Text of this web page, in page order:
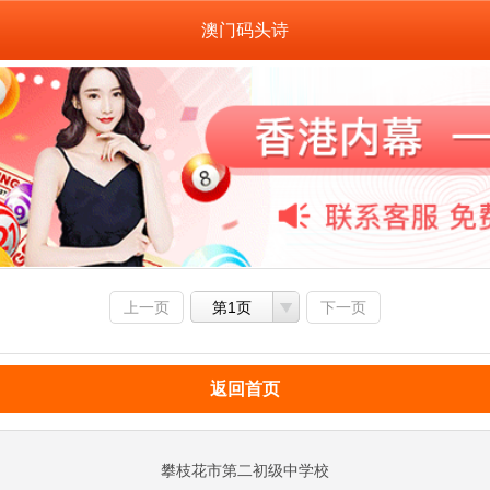
澳门码头诗
上一页 第1页 下一页
返回首页
攀枝花市第二初级中学校